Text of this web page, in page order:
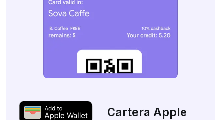
Cartera Apple